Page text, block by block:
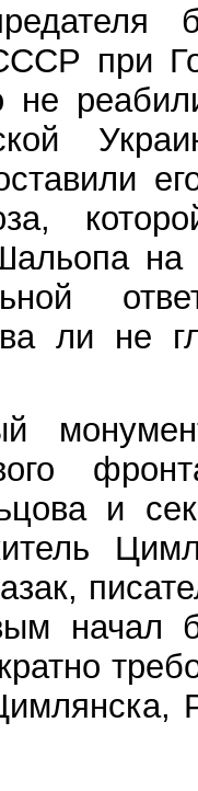
при
не
на
ли не
и
начал